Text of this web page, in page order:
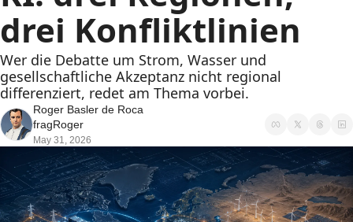
drei Konfliktlinien
Wer die Debatte um Strom, Wasser und
gesellschaftliche Akzeptanz nicht regional
differenziert, redet am Thema vorbei.
Roger Basler de Roca
fragRoger
May 31, 2026